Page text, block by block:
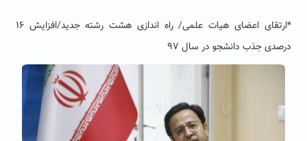
*ارتقای اعضای هیات علمی/ راه اندازی هشت رشته جدید/افزایش ۱۶
درصدی جذب دانشجو در سال ۹۷